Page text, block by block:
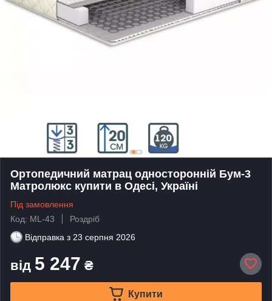
Ортопедичний матрац односторонній Бум-3
Матролюкс купити в Одесі, Україні
Під замовлення
Код: ML-43
Роздріб
Відправка з 23 серпня 2026
від 5 247 ₴
Купити